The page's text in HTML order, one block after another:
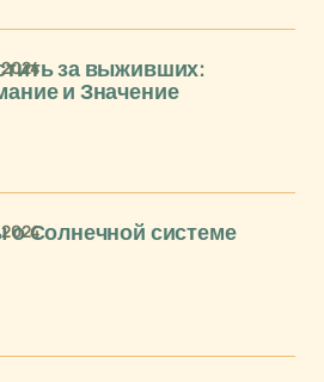
за выживших:
и Значение
о Солнечной системе